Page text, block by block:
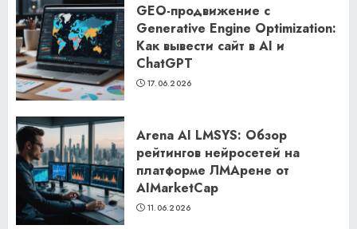
GEO-продвижение с
Generative Engine Optimization:
Как вывести сайт в AI и
ChatGPT
17.06.2026
Arena AI LMSYS: Обзор
рейтингов нейросетей на
платформе ЛМАрене от
AIMarketCap
11.06.2026